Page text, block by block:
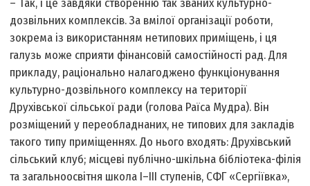
– Так, і це завдяки створенню так званих культурно-
дозвільних комплексів. За вмілої організації роботи,
зокрема із використанням нетипових приміщень, і ця
галузь може сприяти фінансовій самостійності рад. Для
прикладу, раціонально налагоджено функціонування
культурно-дозвільного комплексу на території
Друхівської сільської ради (голова Раїса Мудра). Він
розміщений у переобладнаних, не типових для закладів
такого типу приміщеннях. До нього входять: Друхівський
сільський клуб; місцеві публічно-шкільна бібліотека-філія
та загальноосвітня школа І–III ступенів, СФГ «Сергіївка»,